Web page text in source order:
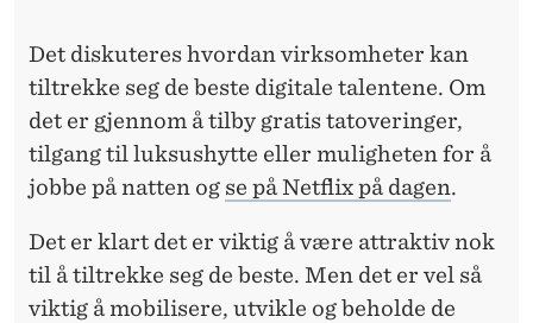
Det diskuteres hvordan virksomheter kan
tiltrekke seg de beste digitale talentene. Om
det er gjennom å tilby gratis tatoveringer,
tilgang til luksushytte eller muligheten for å
jobbe på natten og se på Netflix på dagen.
Det er klart det er viktig å være attraktiv nok
til å tiltrekke seg de beste. Men det er vel så
viktig å mobilisere, utvikle og beholde de